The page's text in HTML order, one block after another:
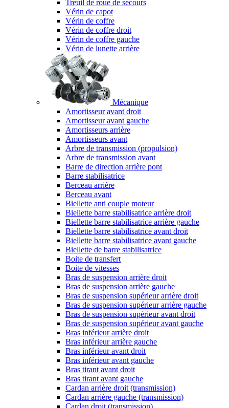
Treuil de roue de secours
Vérin de capot
Vérin de coffre
Vérin de coffre droit
Vérin de coffre gauche
Vérin de lunette arrière
Mécanique
Amortisseur avant droit
Amortisseur avant gauche
Amortisseurs arrière
Amortisseurs avant
Arbre de transmission (propulsion)
Arbre de transmission avant
Barre de direction arrière pont
Barre stabilisatrice
Berceau arrière
Berceau avant
Biellette anti couple moteur
Biellette barre stabilisatrice arrière droit
Biellette barre stabilisatrice arrière gauche
Biellette barre stabilisatrice avant droit
Biellette barre stabilisatrice avant gauche
Biellette de barre stabilisatrice
Boite de transfert
Boite de vitesses
Bras de suspension arrière droit
Bras de suspension arrière gauche
Bras de suspension supérieur arrière droit
Bras de suspension supérieur arrière gauche
Bras de suspension supérieur avant droit
Bras de suspension supérieur avant gauche
Bras inférieur arrière droit
Bras inférieur arrière gauche
Bras inférieur avant droit
Bras inférieur avant gauche
Bras tirant avant droit
Bras tirant avant gauche
Cardan arrière droit (transmission)
Cardan arrière gauche (transmission)
Cardan droit (transmission)